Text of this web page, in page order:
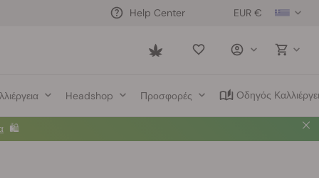
EUR €
Help Center
Saved
Headshop Προσφορές Οδηγός
🛍️